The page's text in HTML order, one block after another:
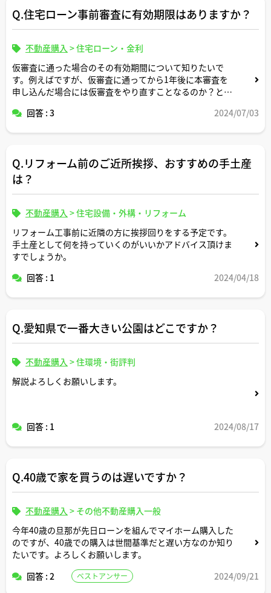
Q.住宅ローン事前審査に有効期限はありますか？
不動産購入 >住宅ローン・金利
仮審査に通った場合のその有効期間について知りたいで
す。例えばですが、仮審査に通ってから1年後に本審査を
申し込んだ場合には仮審査をやり直すことなるのか？とい
回答 : 3 2024/07/03
Q.リフォーム前のご近所挨拶、おすすめの手土産
は？
不動産購入 >住宅設備・外構・リフォーム
リフォーム工事前に近隣の方に挨拶回りをする予定です。
手土産として何を持っていくのがいいかアドバイス頂けま
すでしょうか。
回答 : 1
2024/04/18
Q.愛知県で一番大きい公園はどこですか？
不動産購入 >住環境・街評判
解説よろしくお願いします。
回答 : 1 2024/08/17
Q.40歳で家を買うのは遅いですか？
不動産購入 > その他不動産購入一般
今年40歳の旦那が先日ローンを組んでマイホーム購入した
のですが、40歳での購入は世間基準だと遅い方なのか知り
たいです。よろしくお願いします。
回答 : 2
ベストアンサー 2024/09/21